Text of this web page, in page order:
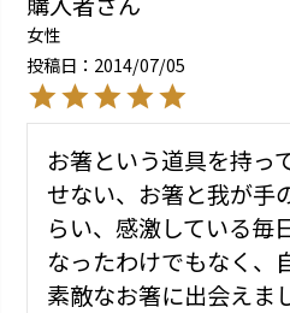
女性
投稿日
2014/07/05
お箸という道具を持っ
せない、お箸と我が手
らい、感激している毎
なったわけでもなく、
素敵なお箸に出会えま